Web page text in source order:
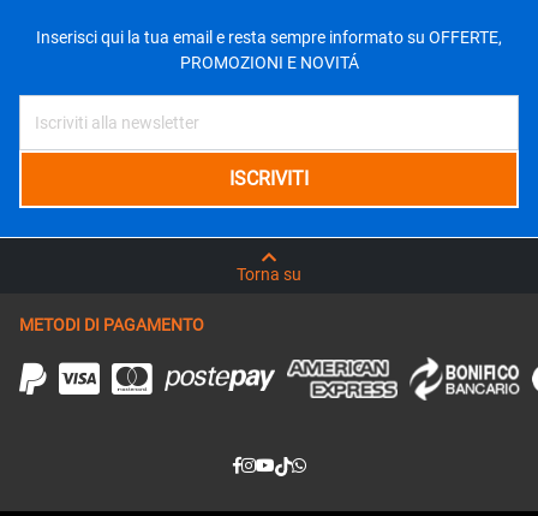
Inserisci qui la tua email e resta sempre informato su OFFERTE,
PROMOZIONI E NOVITÁ
Torna su
METODI DI PAGAMENTO